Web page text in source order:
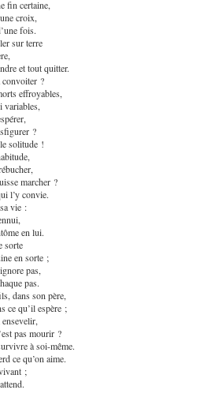
fin certaine,
croix,
fois.
sur terre
et tout quitter.
convoiter ?
effroyables,
variables,
?
solitude !
marcher ?
l’y convie.
vie :
en lui.
sorte
en sorte ;
pas,
pas.
dans son père,
ce qu’il espère ;
pas mourir ?
à soi-même.
ce qu’on aime.
;